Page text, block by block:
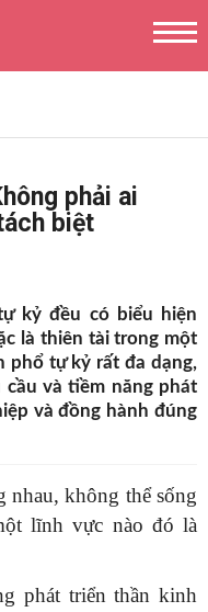
phải ai
biệt
kỷ đều có biểu hiện
là thiên tài trong một
phổ tự kỷ rất đa dạng,
và tiềm năng phát
và đồng hành đúng
nhau, không thể sống
lĩnh vực nào đó là
phát triển thần kinh